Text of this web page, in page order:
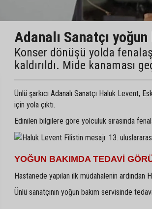
Adanalı Sanatçı yoğun
Konser dönüşü yolda
kaldırıldı. Mide kanaması
Ünlü şarkıcı Adanalı Sanatçı Haluk Levent,
için yola çıktı.
Edinilen bilgilere göre yolculuk sırasında
YOĞUN BAKIMDA TEDAVİ
Hastanede yapılan ilk müdahalenin
Ünlü sanatçının yoğun bakım servisinde